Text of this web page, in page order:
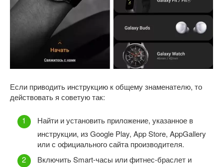
Если приводить инструкцию к общему знаменателю, то
действовать я советую так:
Найти и установить приложение, указанное в
инструкции, из Google Play, App Store, AppGallery
или с официального сайта производителя.
Включить Smart-часы или фитнес-браслет и